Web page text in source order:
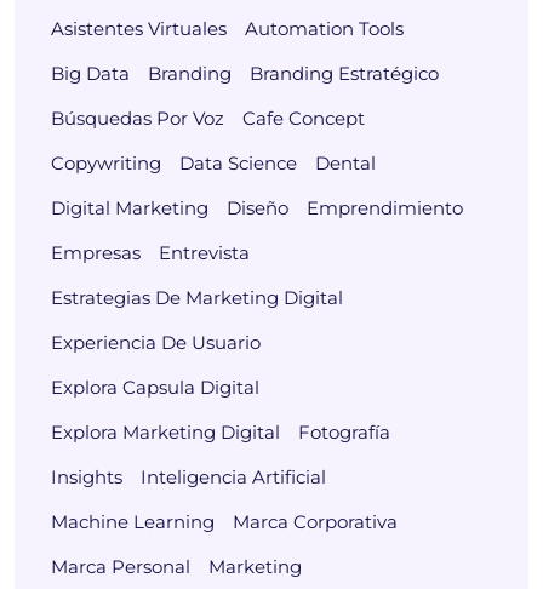
Asistentes Virtuales
Automation Tools
Big Data
Branding
Branding Estratégico
Búsquedas Por Voz
Cafe Concept
Copywriting
Data Science
Dental
Digital Marketing
Diseño
Emprendimiento
Empresas
Entrevista
Estrategias De Marketing Digital
Experiencia De Usuario
Explora Capsula Digital
Explora Marketing Digital
Fotografía
Insights
Inteligencia Artificial
Machine Learning
Marca Corporativa
Marca Personal
Marketing